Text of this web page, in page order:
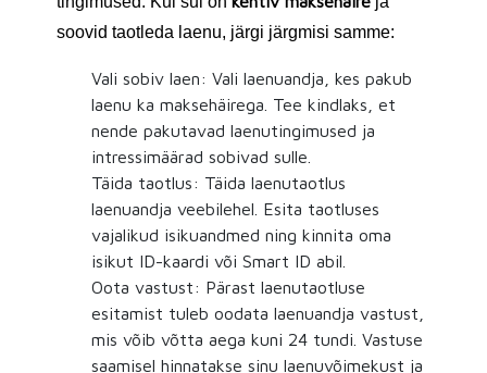
soovid taotleda laenu, järgi järgmisi samme:
Vali sobiv laen: Vali laenuandja, kes pakub
laenu ka maksehäirega. Tee kindlaks, et
nende pakutavad laenutingimused ja
intressimäärad sobivad sulle.
Täida taotlus: Täida laenutaotlus
laenuandja veebilehel. Esita taotluses
vajalikud isikuandmed ning kinnita oma
isikut ID-kaardi või Smart ID abil.
Oota vastust: Pärast laenutaotluse
esitamist tuleb oodata laenuandja vastust,
mis võib võtta aega kuni 24 tundi. Vastuse
saamisel hinnatakse sinu laenuvõimekust ja